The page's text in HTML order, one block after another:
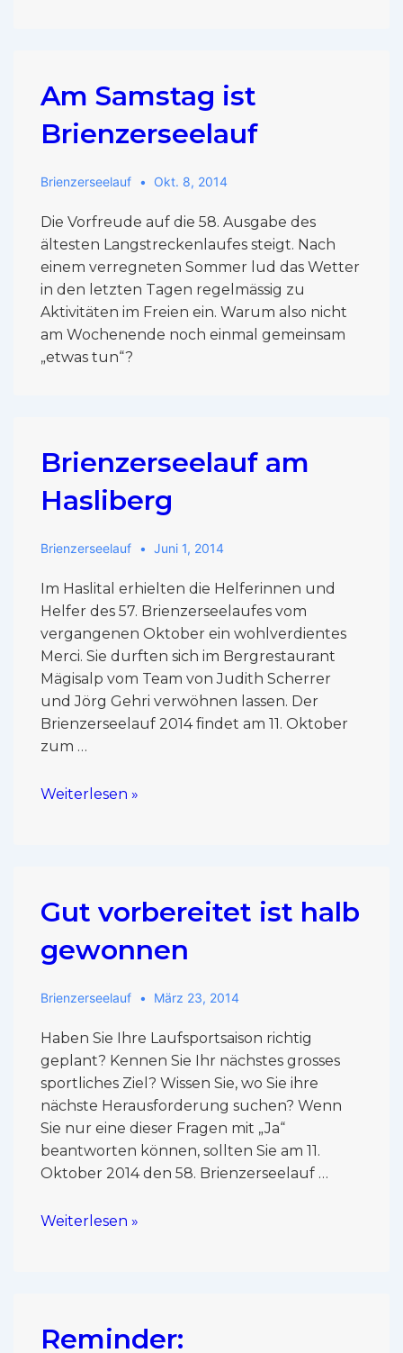
Am Samstag ist
Brienzerseelauf
Brienzerseelauf Okt. 8, 2014
Die Vorfreude auf die 58. Ausgabe des
ältesten Langstreckenlaufes steigt. Nach
einem verregneten Sommer lud das Wetter
in den letzten Tagen regelmässig zu
Aktivitäten im Freien ein. Warum also nicht
am Wochenende noch einmal gemeinsam
„etwas tun“?
Brienzerseelauf am
Hasliberg
Brienzerseelauf Juni 1, 2014
Im Haslital erhielten die Helferinnen und
Helfer des 57. Brienzerseelaufes vom
vergangenen Oktober ein wohlverdientes
Merci. Sie durften sich im Bergrestaurant
Mägisalp vom Team von Judith Scherrer
und Jörg Gehri verwöhnen lassen. Der
Brienzerseelauf 2014 findet am 11. Oktober
zum …
Weiterlesen »
Gut vorbereitet ist halb
gewonnen
Brienzerseelauf März 23, 2014
Haben Sie Ihre Laufsportsaison richtig
geplant? Kennen Sie Ihr nächstes grosses
sportliches Ziel? Wissen Sie, wo Sie ihre
nächste Herausforderung suchen? Wenn
Sie nur eine dieser Fragen mit „Ja“
beantworten können, sollten Sie am 11.
Oktober 2014 den 58. Brienzerseelauf …
Weiterlesen »
Reminder: